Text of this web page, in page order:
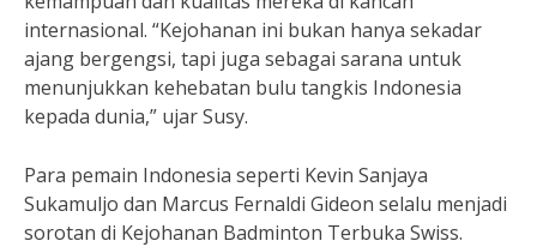
internasional. “Kejohanan ini bukan hanya sekadar
ajang bergengsi, tapi juga sebagai sarana untuk
menunjukkan kehebatan bulu tangkis Indonesia
kepada dunia,” ujar Susy.
Para pemain Indonesia seperti Kevin Sanjaya
Sukamuljo dan Marcus Fernaldi Gideon selalu menjadi
sorotan di Kejohanan Badminton Terbuka Swiss.